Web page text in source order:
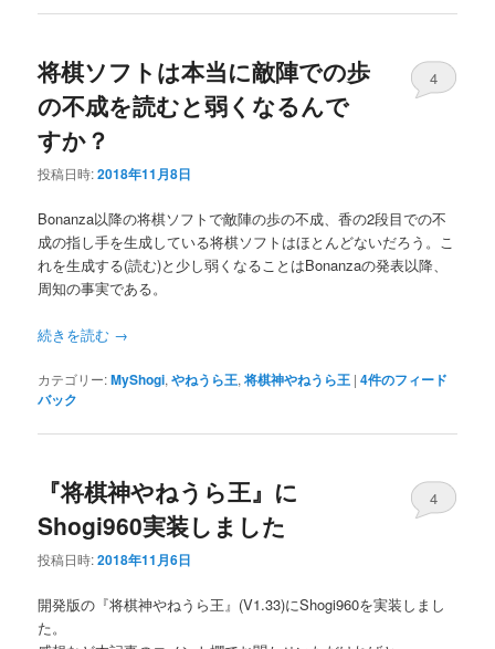
将棋ソフトは本当に敵陣での歩
の不成を読むと弱くなるんで
すか？
投稿日時:2018年11月8日
4
Bonanza以降の将棋ソフトで敵陣の歩の不成、香の2段目での不
成の指し手を生成している将棋ソフトはほとんどないだろう。こ
れを生成する(読む)と少し弱くなることはBonanzaの発表以降、
周知の事実である。
続きを読む →
カテゴリー:MyShogi,やねうら王,将棋神やねうら王 |4件のフィード
バック
『将棋神やねうら王』に
Shogi960実装しました
投稿日時:2018年11月6日
4
開発版の『将棋神やねうら王』(V1.33)にShogi960を実装しまし
た。